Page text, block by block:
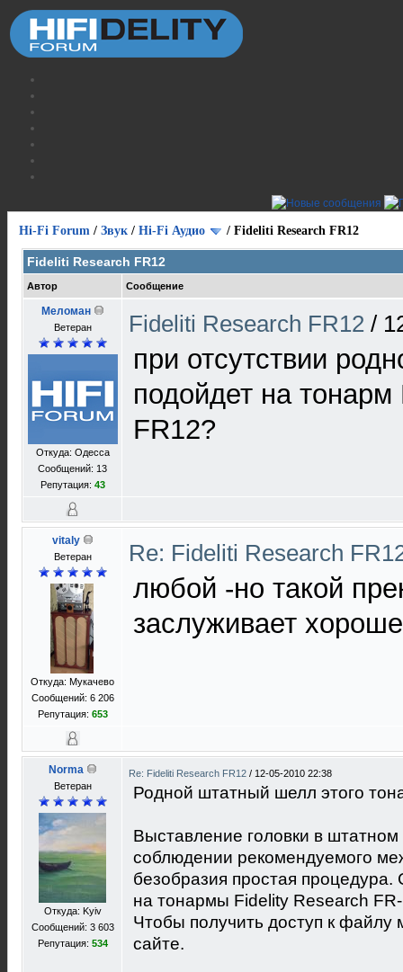
Hi-Fi Forum / Звук / Hi-Fi Аудио / Fideliti Research FR12
Fideliti Research FR12
Автор Сообщение
Меломан
Ветеран
Откуда: Одесса
Сообщений: 13
Репутация: 43
Fideliti Research FR12 /
при отсутствии
подойдет на
FR12?
vitaly
Ветеран
Откуда: Мукачево
Сообщений: 6 206
Репутация: 653
Re: Fideliti Research
любой -но такой
заслуживает
Norma
Ветеран
Откуда: Kyiv
Сообщений: 3 603
Репутация: 534
Re: Fideliti Research FR12 / 12-05-2010 22:38
Родной штатный шелл этого
Выставление головки в
соблюдении рекомендуемого
безобразия простая
на тонармы Fidelity Research
Чтобы получить доступ к файлу
сайте.